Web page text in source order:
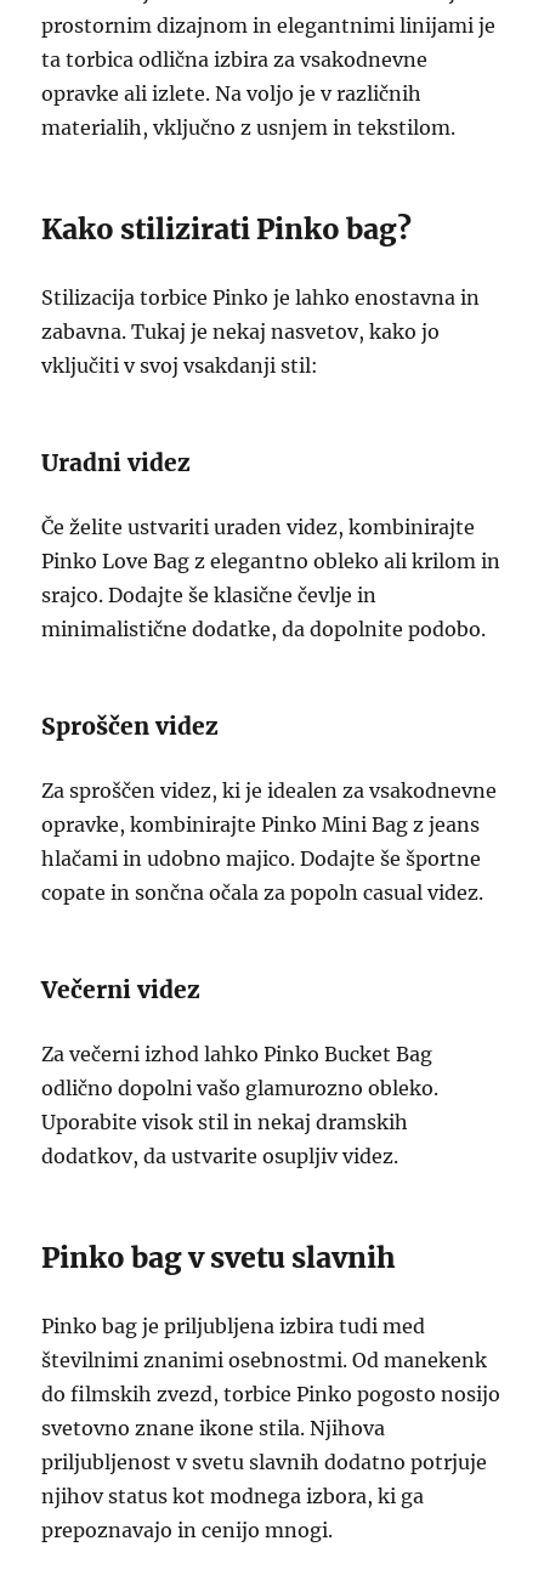
prostornim dizajnom in elegantnimi linijami je
ta torbica odlična izbira za vsakodnevne
opravke ali izlete. Na voljo je v različnih
materialih, vključno z usnjem in tekstilom.
Kako stilizirati Pinko bag?
Stilizacija torbice Pinko je lahko enostavna in
zabavna. Tukaj je nekaj nasvetov, kako jo
vključiti v svoj vsakdanji stil:
Uradni videz
Če želite ustvariti uraden videz, kombinirajte
Pinko Love Bag z elegantno obleko ali krilom in
srajco. Dodajte še klasične čevlje in
minimalistične dodatke, da dopolnite podobo.
Sproščen videz
Za sproščen videz, ki je idealen za vsakodnevne
opravke, kombinirajte Pinko Mini Bag z jeans
hlačami in udobno majico. Dodajte še športne
copate in sončna očala za popoln casual videz.
Večerni videz
Za večerni izhod lahko Pinko Bucket Bag
odlično dopolni vašo glamurozno obleko.
Uporabite visok stil in nekaj dramskih
dodatkov, da ustvarite osupljiv videz.
Pinko bag v svetu slavnih
Pinko bag je priljubljena izbira tudi med
številnimi znanimi osebnostmi. Od manekenk
do filmskih zvezd, torbice Pinko pogosto nosijo
svetovno znane ikone stila. Njihova
priljubljenost v svetu slavnih dodatno potrjuje
njihov status kot modnega izbora, ki ga
prepoznavajo in cenijo mnogi.